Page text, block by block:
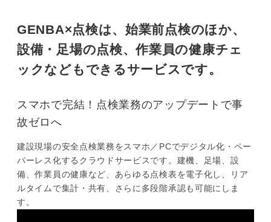
GENBA×点検は、始業前点検のほか、
設備・足場の点検、作業員の健康チェ
ックなどもできるサービスです。
スマホで完結！点検業務のアップデートで事
故ゼロへ
建設現場の安全点検業務をスマホ／PCでデジタル化・ペー
パーレス化するクラウドサービスです。建機、足場、設
備、作業員の健康など、あらゆる点検表を電子化し、リア
ルタイムで集計・共有、さらに多段階承認も可能にしま
す。